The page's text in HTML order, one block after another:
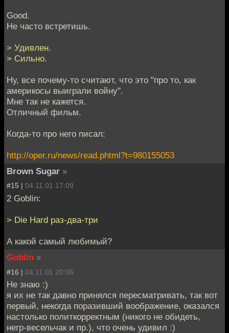
Good.
Не часто встретишь.
> Удивлен.
> Сильно.
Ну, все почему-то считают, что это "про то, как
америкосы выиграли войну".
Мне так не кажется.
Отличный фильм.
Когда-то про него писал:
http://oper.ru/news/read.phtml?t=980155053
Brown Sugar »
#15 | 04.11.01 17:09
2 Goblin:
> Die Hard раз-два-три
А какой самый любимый?
Goblin »
#16 | 04.11.01 20:06
Не знаю :)
я их не так давно принялся пересматривать, так вот
первый, некогда поразивший воображение, оказался
настолько политкорректным (никого не обидеть,
негр-весельчак и пр.), что очень удивил :)